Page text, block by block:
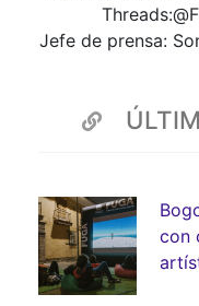
Jefe de prensa:
con